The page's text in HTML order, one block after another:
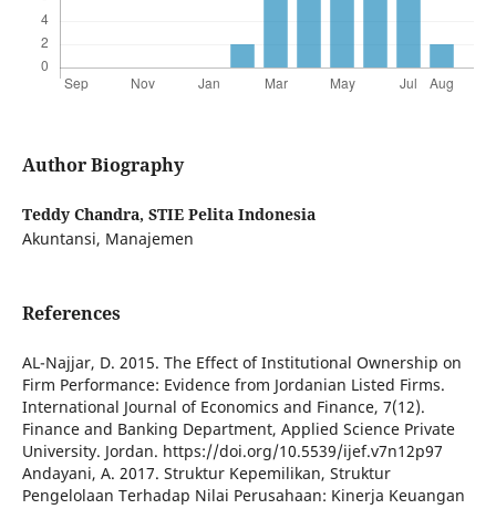
Author Biography
Teddy Chandra, STIE Pelita Indonesia
Akuntansi, Manajemen
References
AL-Najjar, D. 2015. The Effect of Institutional Ownership on
Firm Performance: Evidence from Jordanian Listed Firms.
International Journal of Economics and Finance, 7(12).
Finance and Banking Department, Applied Science Private
University. Jordan. https://doi.org/10.5539/ijef.v7n12p97
Andayani, A. 2017. Struktur Kepemilikan, Struktur
Pengelolaan Terhadap Nilai Perusahaan: Kinerja Keuangan